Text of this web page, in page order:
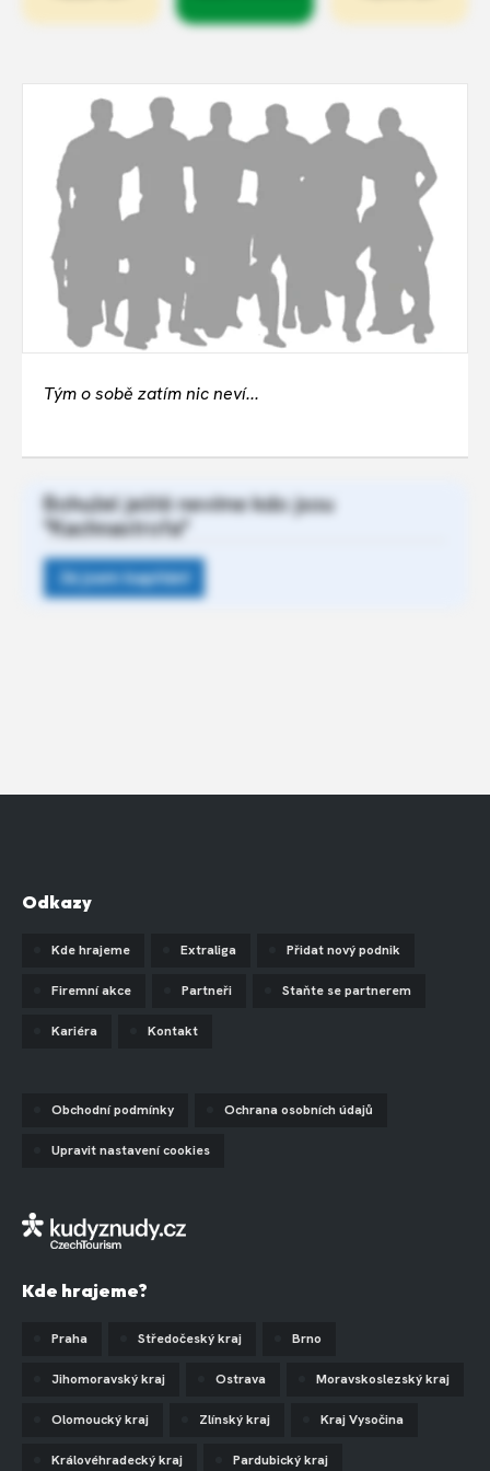
Tým o sobě zatím nic neví...
Bohužel ještě nevíme kdo jsou
"Kachnastrofa"
Odkazy
Kde hrajeme Extraliga Přidat nový podnik
Firemní akce Partneři Staňte se partnerem
Kariéra Kontakt
Obchodní podmínky Ochrana osobních údajů
Upravit nastavení cookies
Kde hrajeme?
Praha Středočeský kraj Brno
Jihomoravský kraj Ostrava Moravskoslezský kraj
Olomoucký kraj Zlínský kraj Kraj Vysočina
Královéhradecký kraj Pardubický kraj